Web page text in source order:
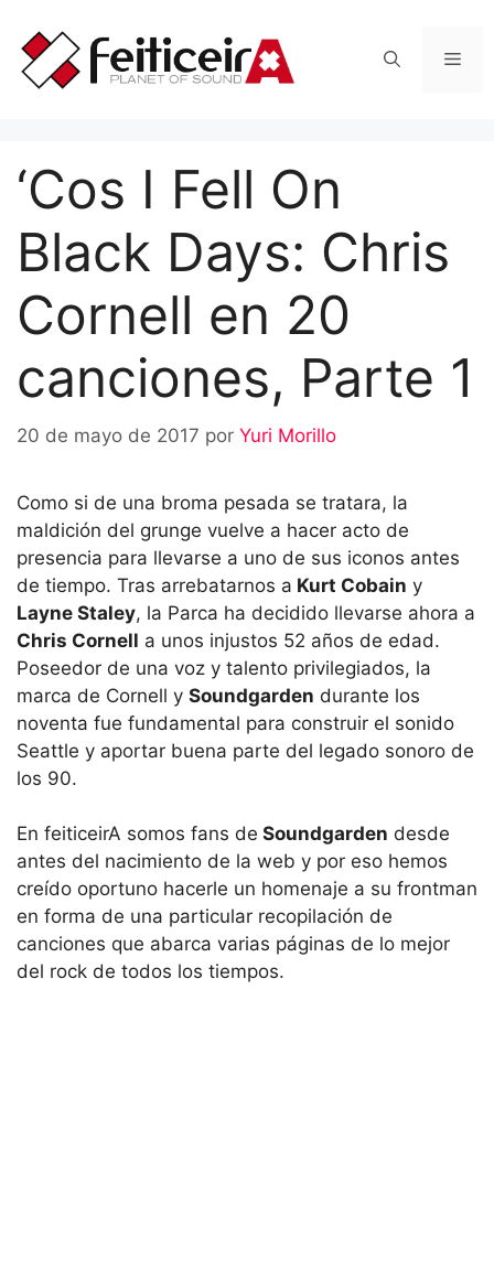
contenido
‘Cos I Fell On
Black Days: Chris
Cornell en 20
canciones, Parte 1
20 de mayo de 2017 por Yuri Morillo
Como si de una broma pesada se tratara, la
maldición del grunge vuelve a hacer acto de
presencia para llevarse a uno de sus iconos antes
de tiempo. Tras arrebatarnos a Kurt Cobain y
Layne Staley, la Parca ha decidido llevarse ahora a
Chris Cornell a unos injustos 52 años de edad.
Poseedor de una voz y talento privilegiados, la
marca de Cornell y Soundgarden durante los
noventa fue fundamental para construir el sonido
Seattle y aportar buena parte del legado sonoro de
los 90.
En feiticeirA somos fans de Soundgarden desde
antes del nacimiento de la web y por eso hemos
creído oportuno hacerle un homenaje a su frontman
en forma de una particular recopilación de
canciones que abarca varias páginas de lo mejor
del rock de todos los tiempos.